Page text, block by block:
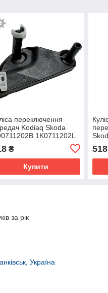
переключення
Kodiaq Skoda
1K0711202L
1K0711203H
₴
Купити
518
за рік
Україна